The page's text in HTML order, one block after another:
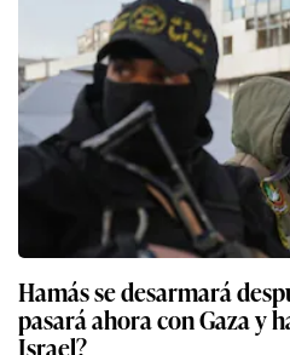
Hamás se desarmará
pasará ahora con Gaza y
Israel?